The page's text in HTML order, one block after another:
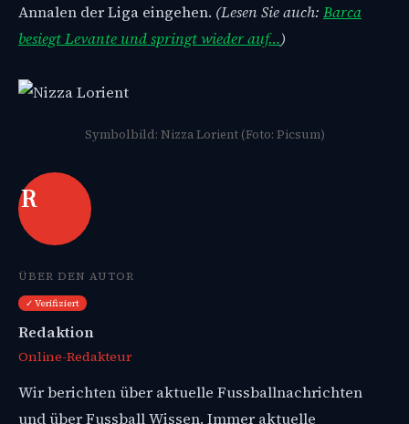
Annalen der Liga eingehen. (Lesen Sie auch: Barca
besiegt Levante und springt wieder auf…)
Symbolbild: Nizza Lorient (Foto: Picsum)
R
ÜBER DEN AUTOR
✓ Verifiziert
Redaktion
Online-Redakteur
Wir berichten über aktuelle Fussballnachrichten
und über Fussball Wissen. Immer aktuelle